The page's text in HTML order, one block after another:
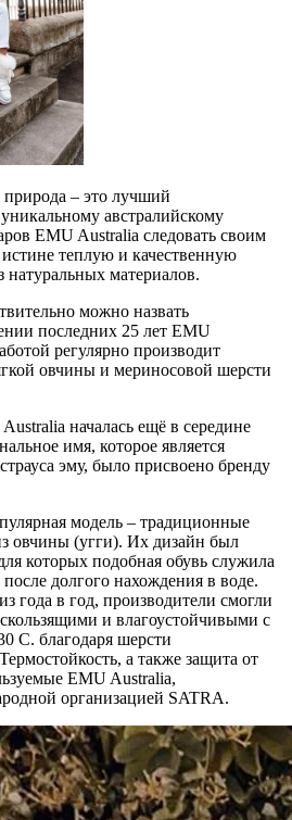
природа – это лучший
австралийскому
EMU Australia следовать своим
теплую и качественную
натуральных материалов.
можно назвать
последних 25 лет EMU
регулярно производит
овчины и мериносовой шерсти
началась ещё в середине
имя, которое является
эму, было присвоено бренду
модель – традиционные
овчины (угги). Их дизайн был
которых подобная обувь служила
долгого нахождения в воде.
года в год, производители смогли
и влагоустойчивыми с
С. благодаря шерсти
а также защита от
EMU Australia,
организацией SATRA.